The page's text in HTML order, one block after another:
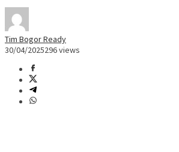
Tim Bogor Ready
30/04/2025296 views